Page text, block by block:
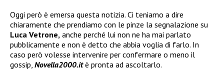
Oggi però è emersa questa notizia. Ci teniamo a dire
chiaramente che prendiamo con le pinze la segnalazione su
Luca Vetrone, anche perché lui non ne ha mai parlato
pubblicamente e non è detto che abbia voglia di farlo. In
caso però volesse intervenire per confermare o meno il
gossip, Novella2000.itè pronta ad ascoltarlo.